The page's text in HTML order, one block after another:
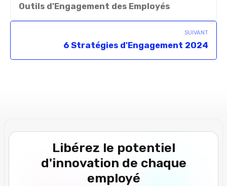
Outils d'Engagement des Employés
SUIVANT
6 Stratégies d'Engagement 2024
Libérez le potentiel
d'innovation de chaque
employé